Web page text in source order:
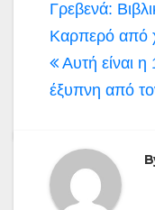
άρθρων
Γρεβενά:
Καρπερό από
Αυτή είναι
έξυπνη από